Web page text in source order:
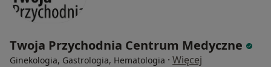
Twoja Przychodnia Centrum Medyczne
Ginekologia, Gastrologia, Hematologia · Więcej